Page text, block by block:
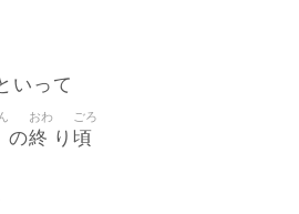
いって
の終
おわ
り 頃
ごろ